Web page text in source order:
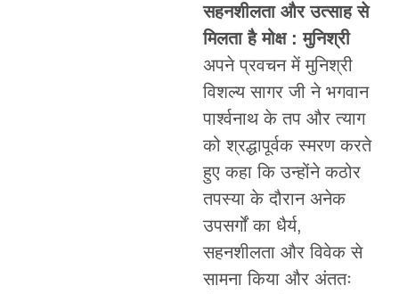
सहनशीलता और उत्साह से
मिलता है मोक्ष : मुनिश्री
अपने प्रवचन में मुनिश्री
विशल्य सागर जी ने भगवान
पार्श्वनाथ के तप और त्याग
को श्रद्धापूर्वक स्मरण करते
हुए कहा कि उन्होंने कठोर
तपस्या के दौरान अनेक
उपसर्गों का धैर्य,
सहनशीलता और विवेक से
सामना किया और अंततः